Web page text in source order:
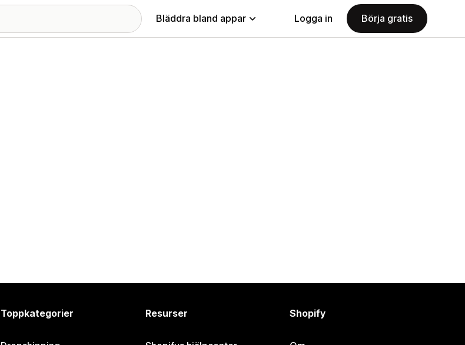
Bläddra bland appar Logga in Börja gratis
Toppkategorier Resurser Shopify